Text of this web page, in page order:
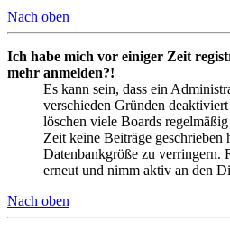
Nach oben
Ich habe mich vor einiger Zeit
mehr anmelden?!
Es kann sein, dass ein
verschieden Gründen
löschen viele Boards
Zeit keine Beiträge geschrieben
Datenbankgröße zu verringern.
erneut und nimm aktiv an den
Nach oben